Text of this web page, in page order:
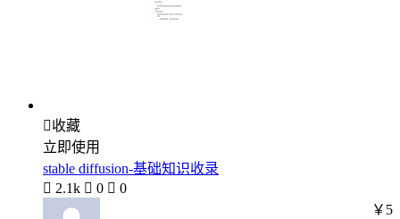
收藏
立即使用
stable diffusion-基础知识收录
 2.1k  0  0
￥5